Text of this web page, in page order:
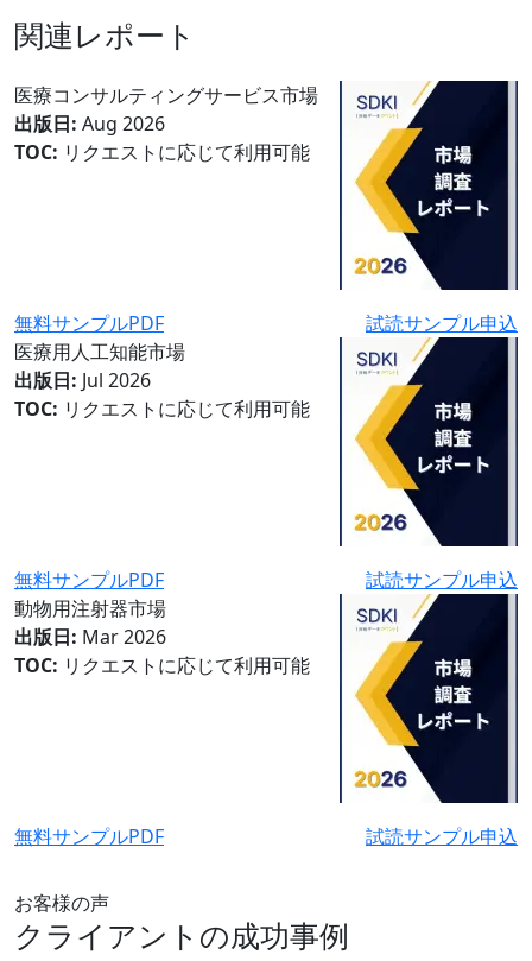
関連レポート
医療コンサルティングサービス市場
出版日: Aug 2026
TOC: リクエストに応じて利用可能
無料サンプルPDF
試読サンプル申込
医療用人工知能市場
出版日: Jul 2026
TOC: リクエストに応じて利用可能
無料サンプルPDF
試読サンプル申込
動物用注射器市場
出版日: Mar 2026
TOC: リクエストに応じて利用可能
無料サンプルPDF 試読サンプル申込
お客様の声
クライアントの成功事例